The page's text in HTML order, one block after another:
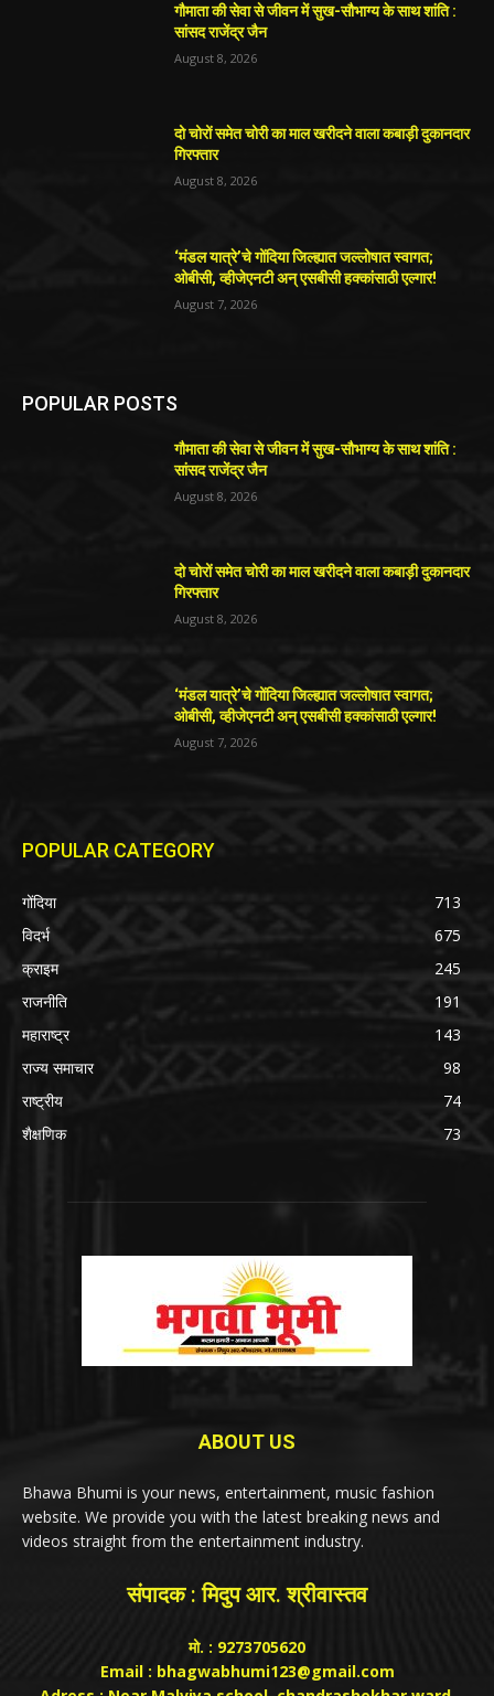
गौमाता की सेवा से जीवन में सुख-सौभाग्य के साथ शांति :
सांसद राजेंद्र जैन
August 8, 2026
दो चोरों समेत चोरी का माल खरीदने वाला कबाड़ी दुकानदार
गिरफ्तार
August 8, 2026
‘मंडल यात्रे’चे गोंदिया जिल्ह्यात जल्लोषात स्वागत;
ओबीसी, व्हीजेएनटी अन् एसबीसी हक्कांसाठी एल्गार!
August 7, 2026
POPULAR POSTS
गौमाता की सेवा से जीवन में सुख-सौभाग्य के साथ शांति :
सांसद राजेंद्र जैन
August 8, 2026
दो चोरों समेत चोरी का माल खरीदने वाला कबाड़ी दुकानदार
गिरफ्तार
August 8, 2026
‘मंडल यात्रे’चे गोंदिया जिल्ह्यात जल्लोषात स्वागत;
ओबीसी, व्हीजेएनटी अन् एसबीसी हक्कांसाठी एल्गार!
August 7, 2026
POPULAR CATEGORY
गोंदिया
713
विदर्भ
675
क्राइम
245
राजनीति
191
महाराष्ट्र
143
राज्य समाचार
98
राष्ट्रीय
74
शैक्षणिक
73
ABOUT US
Bhawa Bhumi is your news, entertainment, music fashion
website. We provide you with the latest breaking news and
videos straight from the entertainment industry.
संपादक : मिदुप आर. श्रीवास्तव
मो. : 9273705620
Email : bhagwabhumi123@gmail.com